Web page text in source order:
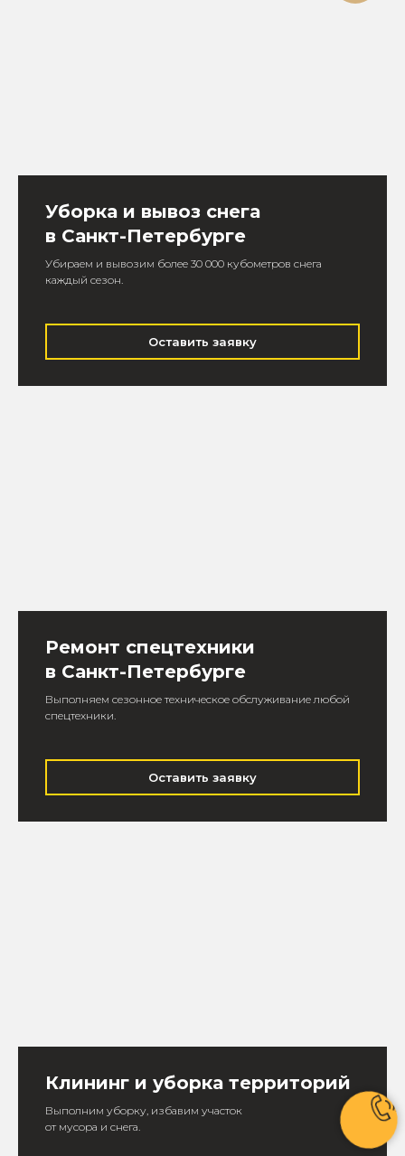
Уборка и вывоз снега
в Санкт-Петербурге
Убираем и вывозим более 30 000 кубометров снега
каждый сезон.
Оставить заявку
Ремонт спецтехники
в Санкт-Петербурге
Выполняем сезонное техническое обслуживание любой
спецтехники.
Оставить заявку
Клининг и уборка территорий
Выполним уборку, избавим участок
от мусора и снега.